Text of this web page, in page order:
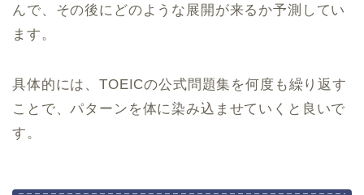
んで、その後にどのような展開が来るか予測してい
ます。
具体的には、TOEICの公式問題集を何度も繰り返す
ことで、パターンを体に染み込ませていくと良いで
す。